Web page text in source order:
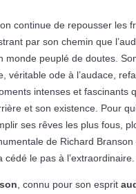
continue de repousser les
par son chemin que
monde peuplé de doutes.
véritable ode à l’audace,
intenses et fascinants
et son existence. Pour
ses rêves les plus fous,
de Richard
cédé le pas à l’extraordinaire.
, connu pour son esprit